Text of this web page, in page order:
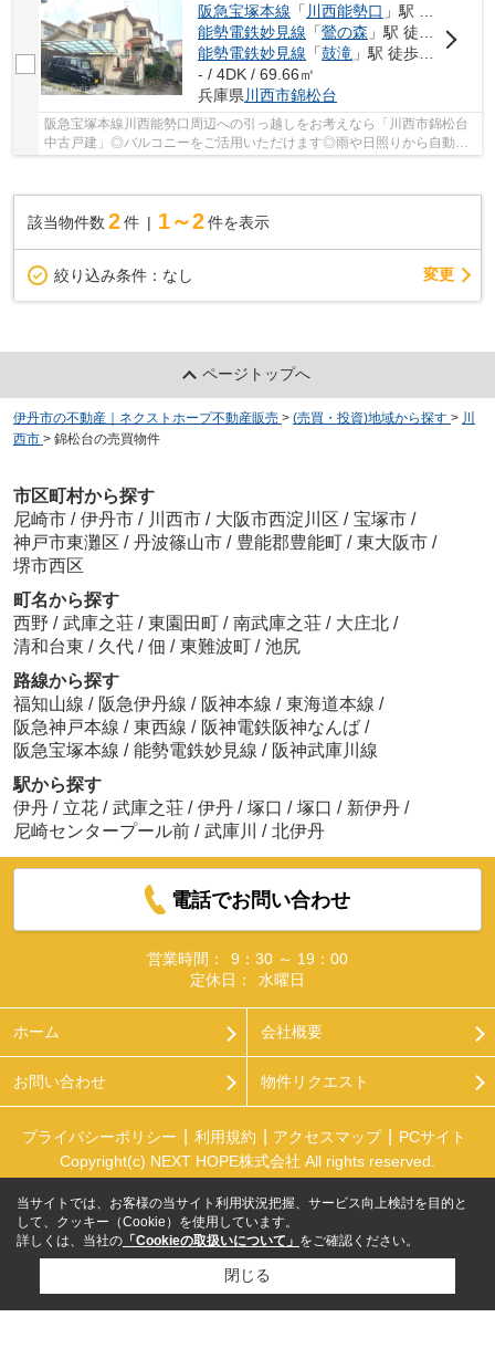
阪急宝塚本線 「 川西能勢口 」駅 バス9分 「鴬台」 停歩6分
能勢電鉄妙見線 「鶯の森 」駅 徒歩15分
能勢電鉄妙見線 「鼓滝 」駅 徒歩20分
- / 4DK / 69.66㎡
兵庫県川西市錦松台
阪急宝塚本線川西能勢口周辺への引っ越しをお考えなら「川西市錦松台
中古戸建」◎バルコニーをご活用いただけます◎雨や日照りから自動車
該当物件数 2件 1～2 件を表示
絞り込み条件： なし 変更
ページトップへ
伊丹市の不動産｜ネクストホープ不動産販売 > (売買・投資)地域から探す > 川
西市 > 錦松台の売買物件
市区町村から探す
尼崎市 / 伊丹市 / 川西市 / 大阪市西淀川区 / 宝塚市 /
神戸市東灘区 / 丹波篠山市 / 豊能郡豊能町 / 東大阪市 /
堺市西区
町名から探す
西野 / 武庫之荘 / 東園田町 / 南武庫之荘 / 大庄北 /
清和台東 / 久代 / 佃 / 東難波町 / 池尻
路線から探す
福知山線 / 阪急伊丹線 / 阪神本線 / 東海道本線 /
阪急神戸本線 / 東西線 / 阪神電鉄阪神なんば /
阪急宝塚本線 / 能勢電鉄妙見線 / 阪神武庫川線
駅から探す
伊丹 / 立花 / 武庫之荘 / 伊丹 / 塚口 / 塚口 / 新伊丹 /
尼崎センタープール前 / 武庫川 / 北伊丹
電話でお問い合わせ
営業時間：
9：30 ～ 19：00
定休日：
水曜日
ホーム 会社概要
お問い合わせ 物件リクエスト
プライバシーポリシー 利用規約 アクセスマップ
PCサイト
Copyright(c) NEXT HOPE株式会社 All rights reserved.
当サイトでは、お客様の当サイト利用状況把握、サービス向上検討を目的と
して、クッキー（Cookie）を使用しています。
詳しくは、当社の 「Cookieの取扱いについて」 をご確認ください。
閉じる